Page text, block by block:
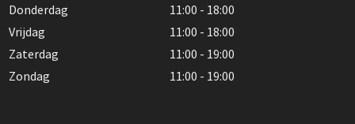
Donderdag
11:00 - 18:00
Vrijdag
11:00 - 18:00
Zaterdag
11:00 - 19:00
Zondag
11:00 - 19:00